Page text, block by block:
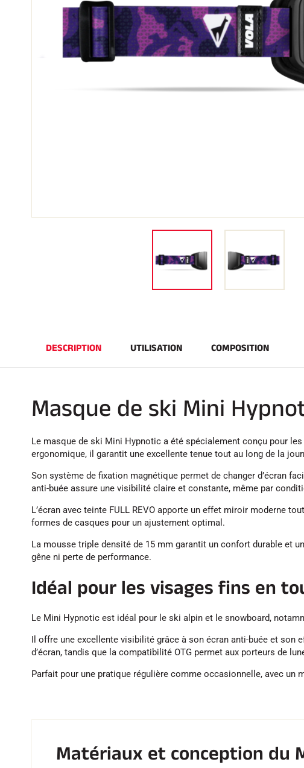
SKI
DESCRIPTION UTILISATION COMPOSITION
Masque de ski Mini
Le masque de ski Mini Hypnotic a été spécialement conçu pour
ergonomique, il garantit une excellente tenue tout au long de la
Son système de fixation magnétique permet de changer d’écran
anti-buée assure une visibilité claire et constante, même par
L’écran avec teinte FULL REVO apporte un effet miroir moderne
formes de casques pour un ajustement optimal.
La mousse triple densité de 15 mm garantit un confort durable et
gêne ni perte de performance.
Idéal pour les visages fins en
Le Mini Hypnotic est idéal pour le ski alpin et le snowboard,
Il offre une excellente visibilité grâce à son écran anti-buée et
d’écran, tandis que la compatibilité OTG permet aux porteurs de
Parfait pour une pratique régulière comme occasionnelle, avec un
Matériaux et conception du